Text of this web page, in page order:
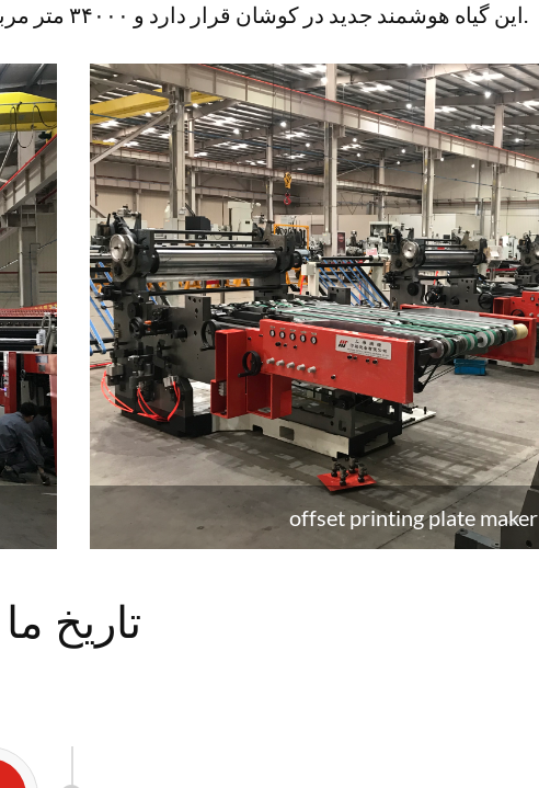
این گیاه هوشمند جدید در کوشان قرار دارد و ۳۴۰۰۰ متر مربع طول می کشد تا در سال ۲۰۱۰ کامل شود.
offset printing plate maker
تاریخ ما